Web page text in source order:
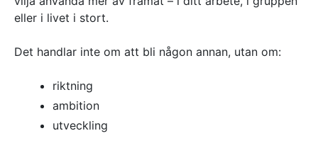
eller i livet i stort.
Det handlar inte om att bli någon annan, utan om:
riktning
ambition
utveckling